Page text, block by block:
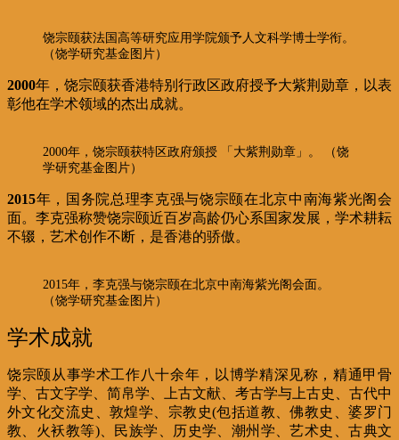
饶宗颐获法国高等研究应用学院颁予人文科学博士学衔。
（饶学研究基金图片）
2000年，饶宗颐获香港特别行政区政府授予大紫荆勋章，以表
彰他在学术领域的杰出成就。
2000年，饶宗颐获特区政府颁授 「大紫荆勋章」。 （饶
学研究基金图片）
2015年，国务院总理李克强与饶宗颐在北京中南海紫光阁会
面。李克强称赞饶宗颐近百岁高龄仍心系国家发展，学术耕耘
不辍，艺术创作不断，是香港的骄傲。
2015年，李克强与饶宗颐在北京中南海紫光阁会面。
（饶学研究基金图片）
学术成就
饶宗颐从事学术工作八十余年，以博学精深见称，精通甲骨
学、古文字学、简帛学、上古文献、考古学与上古史、古代中
外文化交流史、敦煌学、宗教史(包括道教、佛教史、婆罗门
教、火袄教等)、民族学、历史学、潮州学、艺术史、古典文